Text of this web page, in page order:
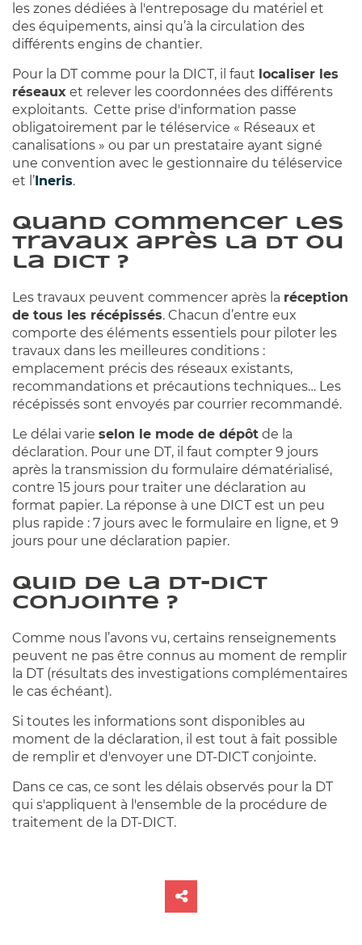
les zones dédiées à l'entreposage du matériel et
des équipements, ainsi qu’à la circulation des
différents engins de chantier.
Pour la DT comme pour la DICT, il faut localiser les
réseaux et relever les coordonnées des différents
exploitants. Cette prise d'information passe
obligatoirement par le téléservice « Réseaux et
canalisations » ou par un prestataire ayant signé
une convention avec le gestionnaire du téléservice
et l’ Ineris.
Quand commencer les
travaux après la DT ou
la DICT ?
Les travaux peuvent commencer après la réception
de tous les récépissés. Chacun d’entre eux
comporte des éléments essentiels pour piloter les
travaux dans les meilleures conditions :
emplacement précis des réseaux existants,
recommandations et précautions techniques… Les
récépissés sont envoyés par courrier recommandé.
Le délai varie selon le mode de dépôt de la
déclaration. Pour une DT, il faut compter 9 jours
après la transmission du formulaire dématérialisé,
contre 15 jours pour traiter une déclaration au
format papier. La réponse à une DICT est un peu
plus rapide : 7 jours avec le formulaire en ligne, et 9
jours pour une déclaration papier.
Quid de la DT-DICT
conjointe ?
Comme nous l’avons vu, certains renseignements
peuvent ne pas être connus au moment de remplir
la DT (résultats des investigations complémentaires
le cas échéant).
Si toutes les informations sont disponibles au
moment de la déclaration, il est tout à fait possible
de remplir et d'envoyer une DT-DICT conjointe.
Dans ce cas, ce sont les délais observés pour la DT
qui s'appliquent à l'ensemble de la procédure de
traitement de la DT-DICT.